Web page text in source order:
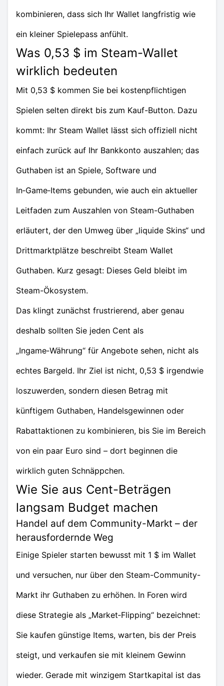
kombinieren, dass sich Ihr Wallet langfristig wie
ein kleiner Spielepass anfühlt.
Was 0,53 $ im Steam-Wallet
wirklich bedeuten
Mit 0,53 $ kommen Sie bei kostenpflichtigen
Spielen selten direkt bis zum Kauf-Button. Dazu
kommt: Ihr Steam Wallet lässt sich offiziell nicht
einfach zurück auf Ihr Bankkonto auszahlen; das
Guthaben ist an Spiele, Software und
In‑Game‑Items gebunden, wie auch ein aktueller
Leitfaden zum Auszahlen von Steam-Guthaben
erläutert, der den Umweg über „liquide Skins“ und
Drittmarktplätze beschreibt Steam Wallet
Guthaben. Kurz gesagt: Dieses Geld bleibt im
Steam-Ökosystem.
Das klingt zunächst frustrierend, aber genau
deshalb sollten Sie jeden Cent als
„Ingame‑Währung“ für Angebote sehen, nicht als
echtes Bargeld. Ihr Ziel ist nicht, 0,53 $ irgendwie
loszuwerden, sondern diesen Betrag mit
künftigem Guthaben, Handelsgewinnen oder
Rabattaktionen zu kombinieren, bis Sie im Bereich
von ein paar Euro sind – dort beginnen die
wirklich guten Schnäppchen.
Wie Sie aus Cent-Beträgen
langsam Budget machen
Handel auf dem Community-Markt – der
herausfordernde Weg
Einige Spieler starten bewusst mit 1 $ im Wallet
und versuchen, nur über den Steam-Community-
Markt ihr Guthaben zu erhöhen. In Foren wird
diese Strategie als „Market‑Flipping“ bezeichnet:
Sie kaufen günstige Items, warten, bis der Preis
steigt, und verkaufen sie mit kleinem Gewinn
wieder. Gerade mit winzigem Startkapital ist das